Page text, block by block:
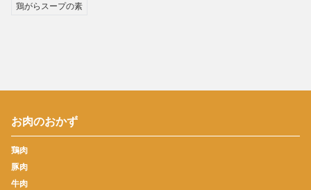
鶏がらスープの素
お肉のおかず
鶏肉
豚肉
牛肉